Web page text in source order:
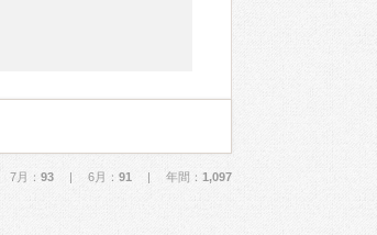
7月： 93 | 6月： 91 | 年間： 1,097